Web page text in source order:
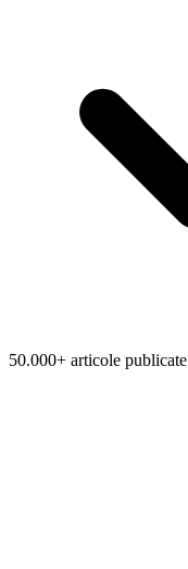
50.000+ articole publicate